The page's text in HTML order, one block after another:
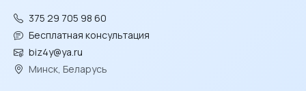
375 29 705 98 60
Бесплатная консультация
biz4y@ya.ru
Минск, Беларусь